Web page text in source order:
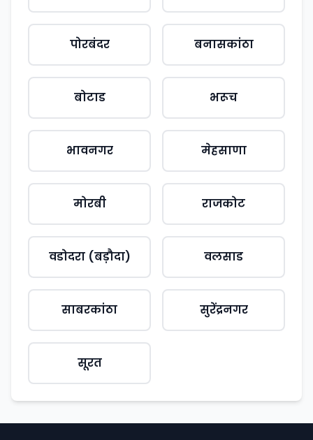
पोरबंदर बनासकांठा
बोटाड भरूच
भावनगर मेहसाणा
मोरबी राजकोट
वडोदरा (बड़ौदा) वलसाड
साबरकांठा सुरेंद्रनगर
सूरत